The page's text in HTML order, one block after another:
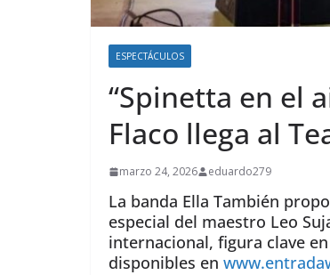
ESPECTÁCULOS
“Spinetta en el
Flaco llega al
marzo 24, 2026 eduardo279
La banda Ella También
especial del maestro Leo
internacional, figura clave
disponibles en